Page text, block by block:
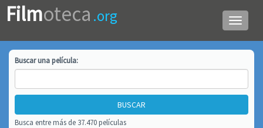
Menú
de
Filmoteca .org
Buscar unapelícula:
Busca entre más de 37.470 películas